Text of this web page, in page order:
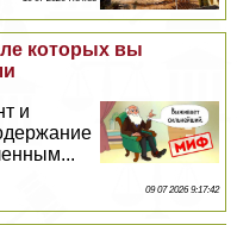
которых вы
и
09 07 2026 9:17:42